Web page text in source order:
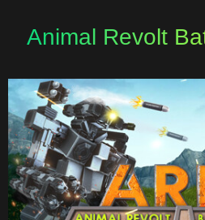
Animal Revolt